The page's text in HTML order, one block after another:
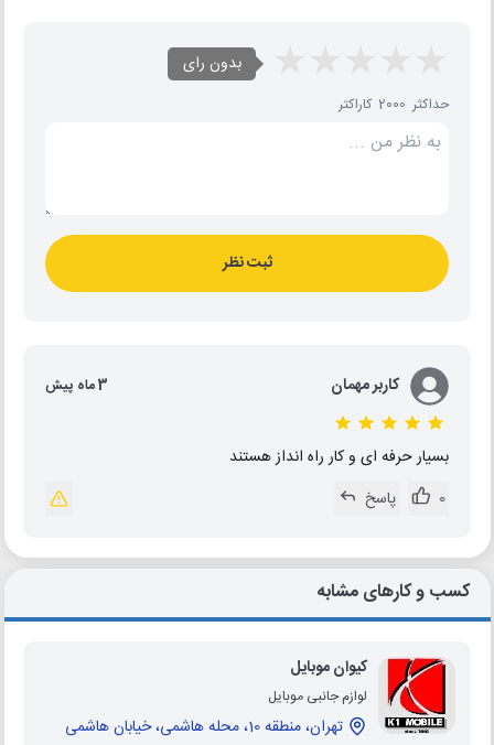
بدون رای
حداکثر 2000 کاراکتر
ثبت نظر
کاربر مهمان 3 ماه پیش
بسیار حرفه ای و کار راه انداز هستند
0
پاسخ
کسب و کارهای مشابه
کیوان موبایل
لوازم جانبی موبایل
تهران، منطقه 10، محله هاشمی، خیابان هاشمی